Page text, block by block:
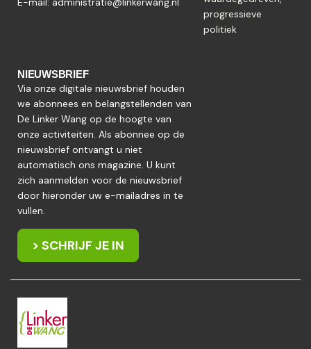
progressieve
politiek
NIEUWSBRIEF
Via onze digitale nieuwsbrief houden
we abonnees en belangstellenden van
De Linker Wang op de hoogte van
onze activiteiten. Als abonnee op de
nieuwsbrief ontvangt u niet
automatisch ons magazine. U kunt
zich aanmelden voor de nieuwsbrief
door hieronder uw e-mailadres in te
vullen.
> SCHRIJF JE IN